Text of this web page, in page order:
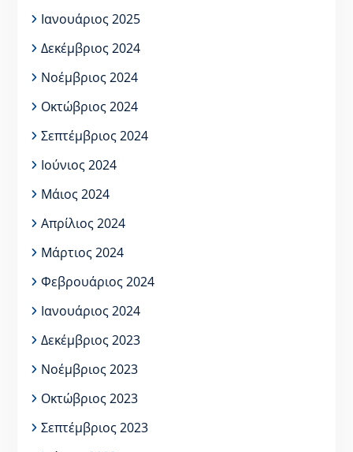
Ιανουάριος 2025
Δεκέμβριος 2024
Νοέμβριος 2024
Οκτώβριος 2024
Σεπτέμβριος 2024
Ιούνιος 2024
Μάιος 2024
Απρίλιος 2024
Μάρτιος 2024
Φεβρουάριος 2024
Ιανουάριος 2024
Δεκέμβριος 2023
Νοέμβριος 2023
Οκτώβριος 2023
Σεπτέμβριος 2023